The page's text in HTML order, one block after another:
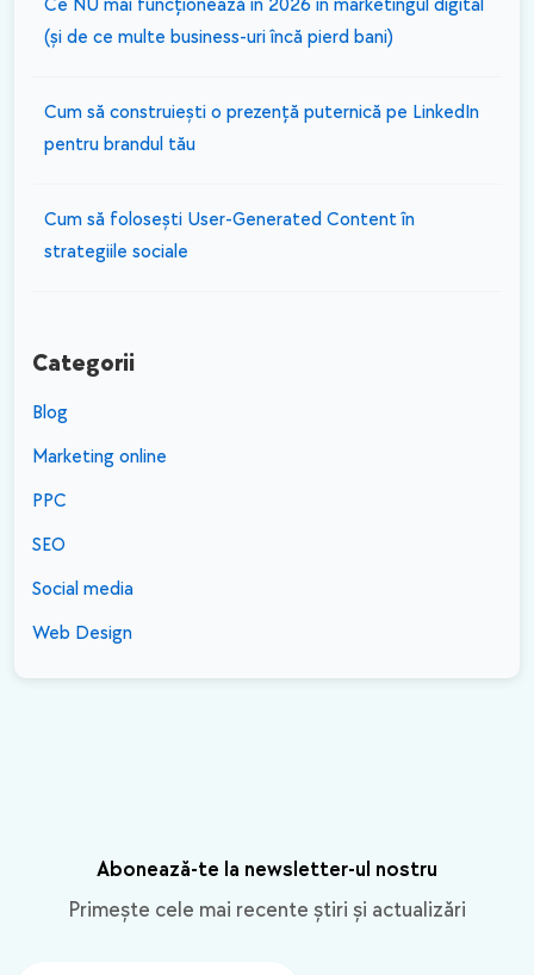
Ce NU mai funcționează în 2026 în marketingul digital
(și de ce multe business-uri încă pierd bani)
Cum să construiești o prezență puternică pe LinkedIn
pentru brandul tău
Cum să folosești User-Generated Content în
strategiile sociale
Categorii
Blog
Marketing online
PPC
SEO
Social media
Web Design
Abonează-te la newsletter-ul nostru
Primește cele mai recente știri și actualizări